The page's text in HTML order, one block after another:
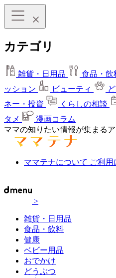
カテゴリ
雑貨・日用品 食品・飲
ッション
ビューティ
ネー・投資
くらしの相談
タメ
漫画コラム
ママの知りたい情報が集まる
ママテナについて ご利用
>
雑貨・日用品
食品・飲料
健康
ベビー用品
おでかけ
どうぶつ